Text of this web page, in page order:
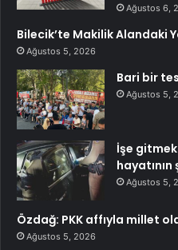
Ağustos 6,
Bilecik’te Makilik Alandaki
Ağustos 5, 2026
Bari bir
Ağustos 5,
İşe
hayatının
Ağustos 5,
Özdağ: PKK affıyla millet
Ağustos 5, 2026